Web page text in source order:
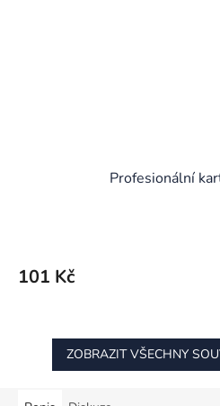
Profesionální
101 Kč
ZOBRAZIT VŠECHNY